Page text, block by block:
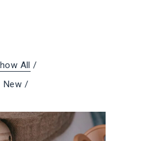
All
New